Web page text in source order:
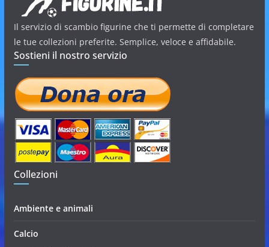
Il servizio di scambio figurine che ti permette di completare
le tue collezioni preferite. Semplice, veloce e affidabile.
Sostieni il nostro servizio
Collezioni
Ambiente e animali
Calcio